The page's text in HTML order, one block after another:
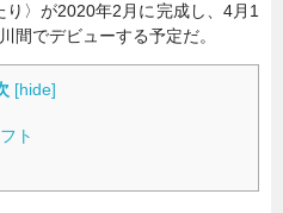
〉が2020年2月に完成し、4月1
でデビューする予定だ。
[hide]
ト